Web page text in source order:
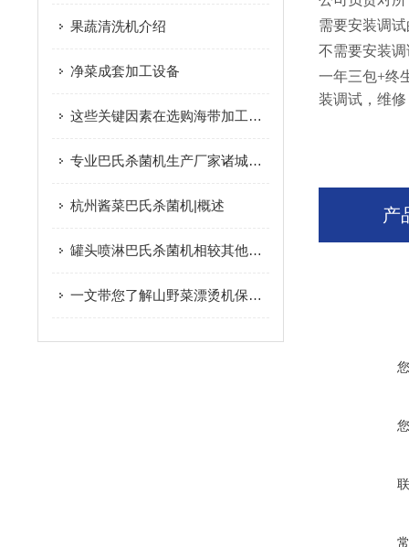
果蔬清洗机介绍
净菜成套加工设备
这些关键因素在选购海带加工设备时要多加注意
专业巴氏杀菌机生产厂家诸城市放心食品机械有限公司
杭州酱菜巴氏杀菌机|概述
罐头喷淋巴氏杀菌机相较其他杀菌设备的优点介绍
一文带您了解山野菜漂烫机保养法
需要安装调
不需要安装
一年三包+终
装调试，维
产